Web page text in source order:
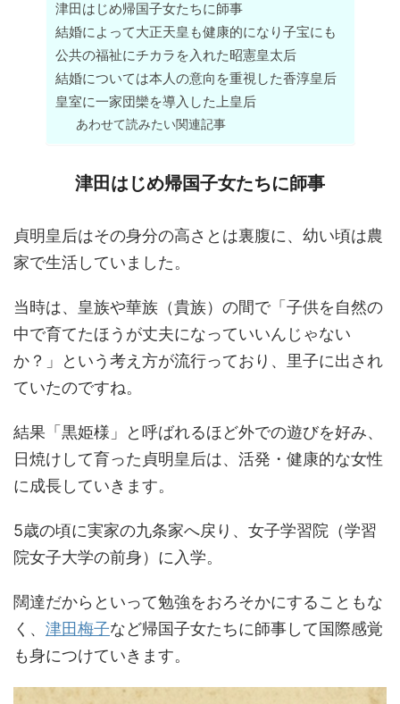
津田はじめ帰国子女たちに師事
結婚によって大正天皇も健康的になり子宝にも
公共の福祉にチカラを入れた昭憲皇太后
結婚については本人の意向を重視した香淳皇后
皇室に一家団欒を導入した上皇后
あわせて読みたい関連記事
津田はじめ帰国子女たちに師事
貞明皇后はその身分の高さとは裏腹に、幼い頃は農
家で生活していました。
当時は、皇族や華族（貴族）の間で「子供を自然の
中で育てたほうが丈夫になっていいんじゃない
か？」という考え方が流行っており、里子に出され
ていたのですね。
結果「黒姫様」と呼ばれるほど外での遊びを好み、
日焼けして育った貞明皇后は、活発・健康的な女性
に成長していきます。
5歳の頃に実家の九条家へ戻り、女子学習院（学習
院女子大学の前身）に入学。
闊達だからといって勉強をおろそかにすることもな
く、 津田梅子など帰国子女たちに師事して国際感覚
も身につけていきます。